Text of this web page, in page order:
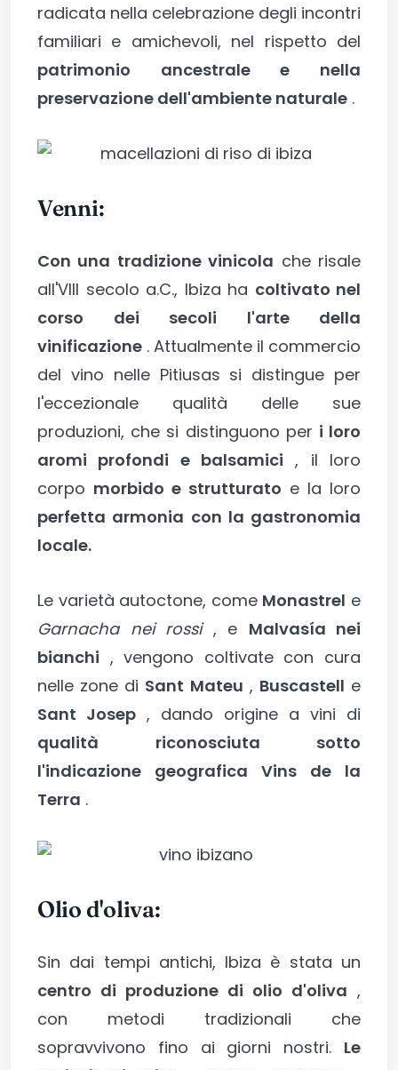
radicata nella celebrazione degli incontri
familiari e amichevoli, nel rispetto del
patrimonio ancestrale e nella
preservazione dell'ambiente naturale .
Venni:
Con una tradizione vinicola che risale
all'VIII secolo a.C., Ibiza ha coltivato nel
corso dei secoli l'arte della
vinificazione . Attualmente il commercio
del vino nelle Pitiusas si distingue per
l'eccezionale qualità delle sue
produzioni, che si distinguono per i loro
aromi profondi e balsamici , il loro
corpo morbido e strutturato e la loro
perfetta armonia con la gastronomia
locale.
Le varietà autoctone, come Monastrel e
Garnacha nei rossi, e Malvasía nei
bianchi , vengono coltivate con cura
nelle zone di Sant Mateu , Buscastell e
Sant Josep , dando origine a vini di
qualità riconosciuta sotto
l'indicazione geografica Vins de la
Terra .
Olio d'oliva:
Sin dai tempi antichi, Ibiza è stata un
centro di produzione di olio d'oliva ,
con metodi tradizionali che
sopravvivono fino ai giorni nostri. Le